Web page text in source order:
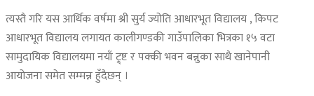
त्यस्तै गरि यस आर्थिक वर्षमा श्री सुर्य ज्योति आधारभूत विद्यालय , किपट
आधारभूत विद्यालय लगायत कालीगण्डकी गाउँपालिका भित्रका १५ वटा
सामुदायिक विद्यालयमा नयाँ ट्र्ष्ट र पक्की भवन बन्नुका साथै खानेपानी
आयोजना समेत सम्मन्न हुँदैछन् ।